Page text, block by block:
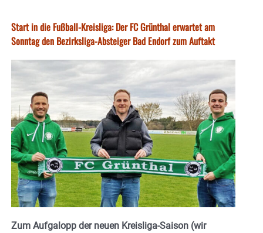
Start in die Fußball-Kreisliga: Der FC Grünthal erwartet am
Sonntag den Bezirksliga-Absteiger Bad Endorf zum Auftakt
Zum Aufgalopp der neuen Kreisliga-Saison (wir